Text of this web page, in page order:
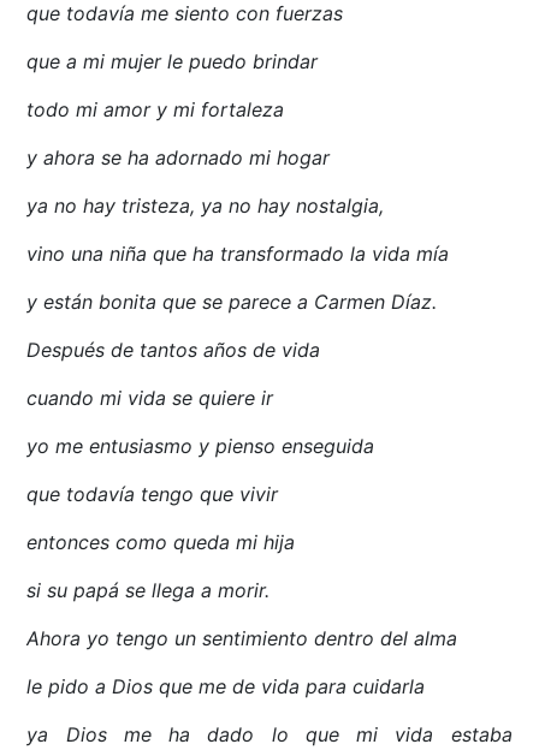
que todavía me siento con fuerzas
que a mi mujer le puedo brindar
todo mi amor y mi fortaleza
y ahora se ha adornado mi hogar
ya no hay tristeza, ya no hay nostalgia,
vino una niña que ha transformado la vida mía
y están bonita que se parece a Carmen Díaz.
Después de tantos años de vida
cuando mi vida se quiere ir
yo me entusiasmo y pienso enseguida
que todavía tengo que vivir
entonces como queda mi hija
si su papá se llega a morir.
Ahora yo tengo un sentimiento dentro del alma
le pido a Dios que me de vida para cuidarla
ya Dios me ha dado lo que mi vida estaba